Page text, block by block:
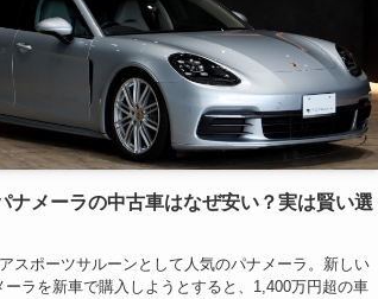
ナメーラの中古車はなぜ安い？実は賢い選
スポーツサルーンとして人気のパナメーラ。新しい
ーラを新車で購入しようとすると、1,400万円超の車